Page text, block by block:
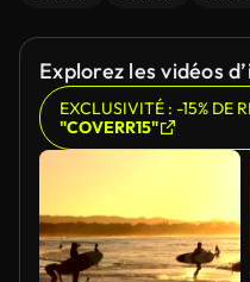
Explorez les vidéos
EXCLUSIVITÉ : -15% DE
"COVERR15"